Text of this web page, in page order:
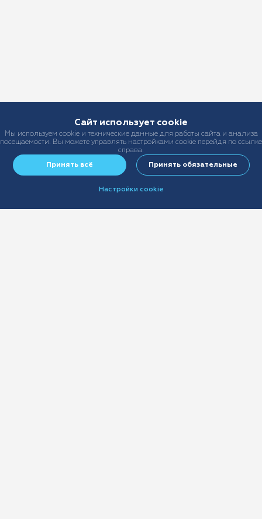
Сайт использует cookie
Мы используем cookie и технические данные для работы сайта и анализа
посещаемости. Вы можете управлять настройками cookie перейдя по ссылке
справа.
Принять всё Принять обязательные
Настройки cookie